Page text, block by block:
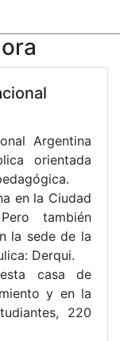
Argentina
orientada
en la Ciudad
también
la sede de la
Derqui.
casa de
y en la
220